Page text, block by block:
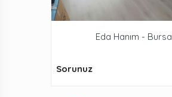
Eda Hanım - Bursa
Sorunuz